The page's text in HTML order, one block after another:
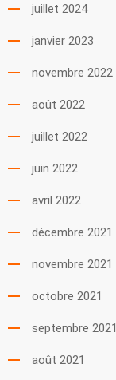
juillet 2024
janvier 2023
novembre 2022
août 2022
juillet 2022
juin 2022
avril 2022
décembre 2021
novembre 2021
octobre 2021
septembre 2021
août 2021